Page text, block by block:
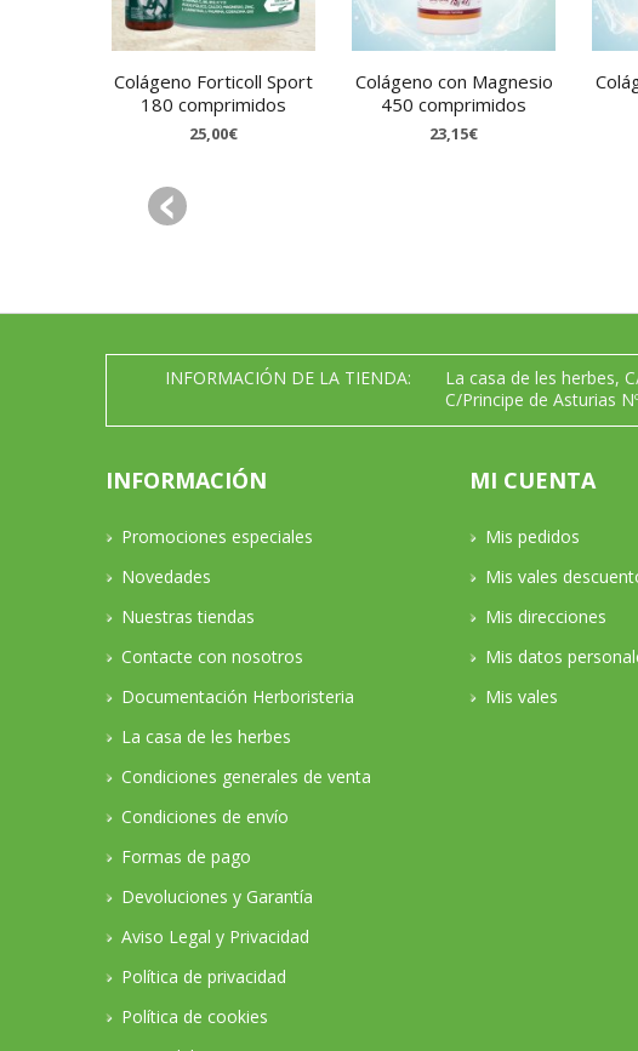
Colágeno Forticoll Sport
180 comprimidos
25,00€
Colágeno con Magnesio
450 comprimidos
23,15€
INFORMACIÓN DE LA TIENDA:
La casa de les herbes,
C/Principe de Asturias
INFORMACIÓN
Promociones especiales
Novedades
Nuestras tiendas
Contacte con nosotros
Documentación Herboristeria
La casa de les herbes
Condiciones generales de venta
Condiciones de envío
Formas de pago
Devoluciones y Garantía
Aviso Legal y Privacidad
Política de privacidad
Política de cookies
MI CUENTA
Mis pedidos
Mis vales
Mis direcciones
Mis datos
Mis vales